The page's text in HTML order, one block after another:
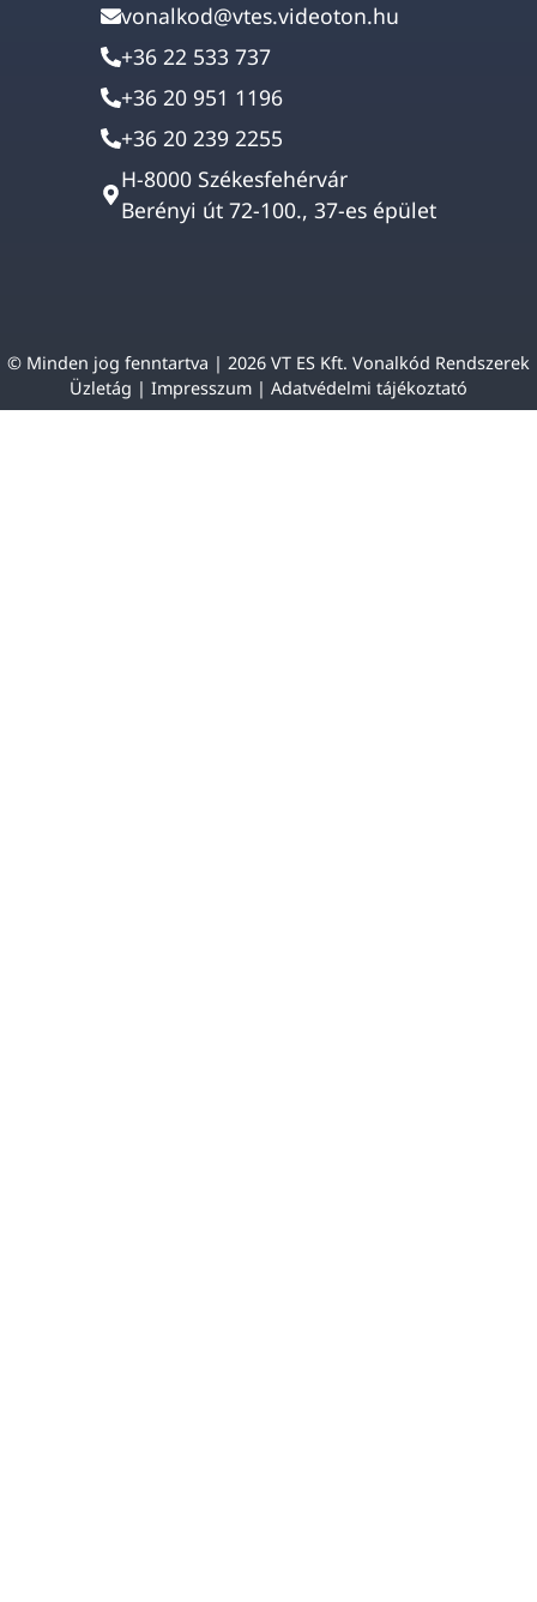
vonalkod@vtes.videoton.hu
+36 22 533 737
+36 20 951 1196
+36 20 239 2255
H-8000 Székesfehérvár
Berényi út 72-100., 37-es épület
© Minden jog fenntartva | 2026 VT ES Kft. Vonalkód Rendszerek
Üzletág | Impresszum | Adatvédelmi tájékoztató